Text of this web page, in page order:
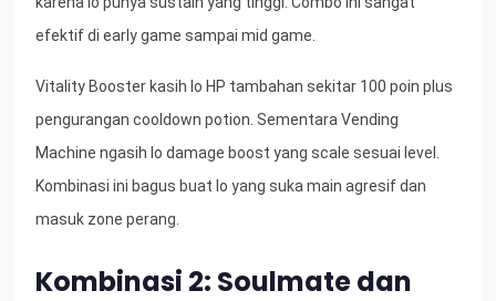
efektif di early game sampai mid game.
Vitality Booster kasih lo HP tambahan sekitar 100 poin plus
pengurangan cooldown potion. Sementara Vending
Machine ngasih lo damage boost yang scale sesuai level.
Kombinasi ini bagus buat lo yang suka main agresif dan
masuk zone perang.
Kombinasi 2: Soulmate dan